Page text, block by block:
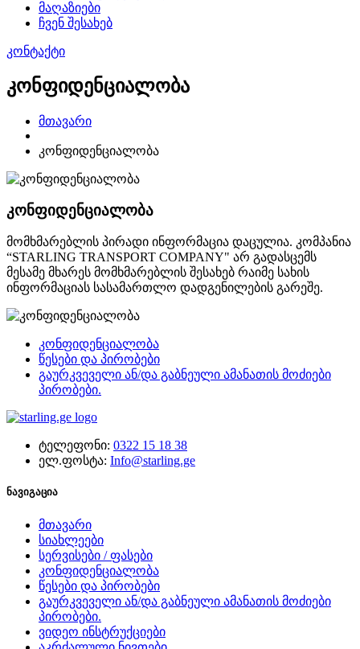
მაღაზიები
ჩვენ შესახებ
კონტაქტი
კონფიდენციალობა
მთავარი
კონფიდენციალობა
კონფიდენციალობა
მომხმარებლის პირადი ინფორმაცია დაცულია. კომპანია
“STARLING TRANSPORT COMPANY" არ გადასცემს
მესამე მხარეს მომხმარებლის შესახებ რაიმე სახის
ინფორმაციას სასამართლო დადგენილების გარეშე.
კონფიდენციალობა
წესები და პირობები
გაურკვეველი ან/და გაბნეული ამანათის მოძიები
პირობები.
ტელეფონი: 0322 15 18 38
ელ.ფოსტა: Info@starling.ge
ნავიგაცია
მთავარი
სიახლეები
სერვისები / ფასები
კონფიდენციალობა
წესები და პირობები
გაურკვეველი ან/და გაბნეული ამანათის მოძიები
პირობები.
ვიდეო ინსტრუქციები